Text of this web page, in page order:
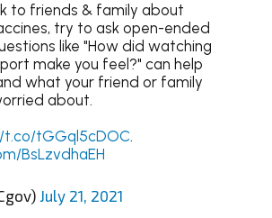
to friends & family about
try to ask open-ended
like "How did watching
make you feel?" can help
what your friend or family
about.
t.co/tGGql5cDOC.
BsLzvdhaEH
July 21, 2021